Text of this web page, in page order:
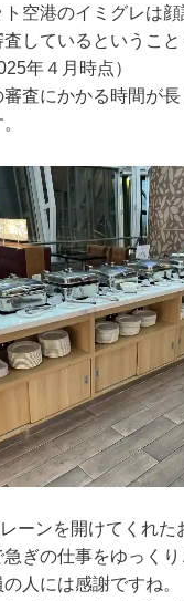
空港のイミグレは
査しているというこ
年４月時点）
査にかかる時間が
ーンを開けてくれた
ぎの仕事をゆっく
人には感謝ですね。